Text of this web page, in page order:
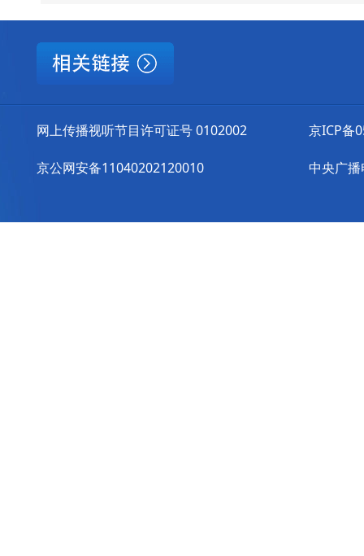
网上传播视听节目许可证号 0102002
京公网安备11040202120010
京ICP备
中央广